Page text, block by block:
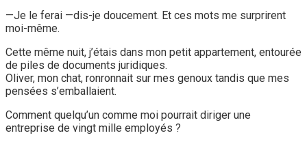
—Je le ferai —dis-je doucement. Et ces mots me surprirent
moi-même.
Cette même nuit, j’étais dans mon petit appartement, entourée
de piles de documents juridiques.
Oliver, mon chat, ronronnait sur mes genoux tandis que mes
pensées s’emballaient.
Comment quelqu’un comme moi pourrait diriger une
entreprise de vingt mille employés ?